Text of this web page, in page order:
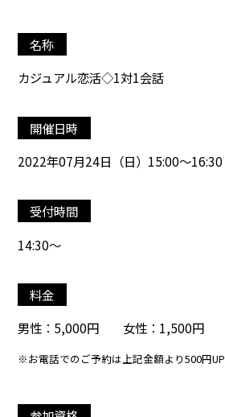
名称
カジュアル恋活◇1対1会話
開催日時
2022年07月24日（日）15:00～16:30
受付時間
14:30～
料金
男性：5,000円 女性：1,500円
※お電話でのご予約は上記金額より500円UP